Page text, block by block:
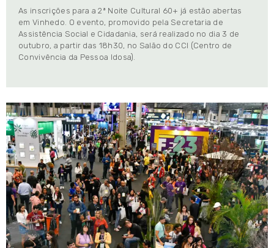
As inscrições para a 2ª Noite Cultural 60+ já estão abertas
em Vinhedo. O evento, promovido pela Secretaria de
Assistência Social e Cidadania, será realizado no dia 3 de
outubro, a partir das 18h30, no Salão do CCI (Centro de
Convivência da Pessoa Idosa).